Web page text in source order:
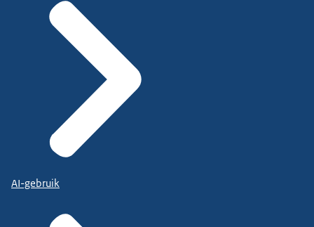
AI-gebruik